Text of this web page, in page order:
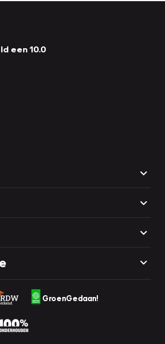
een 10.0
GroenGedaan!